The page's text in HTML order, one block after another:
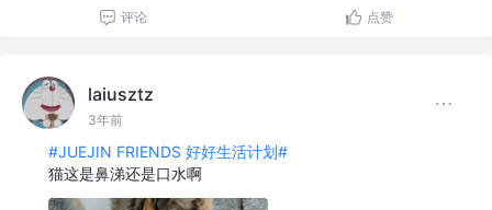
评论 点赞
laiusztz
3年前
#JUEJIN FRIENDS 好好生活计划#
猫这是鼻涕还是口水啊